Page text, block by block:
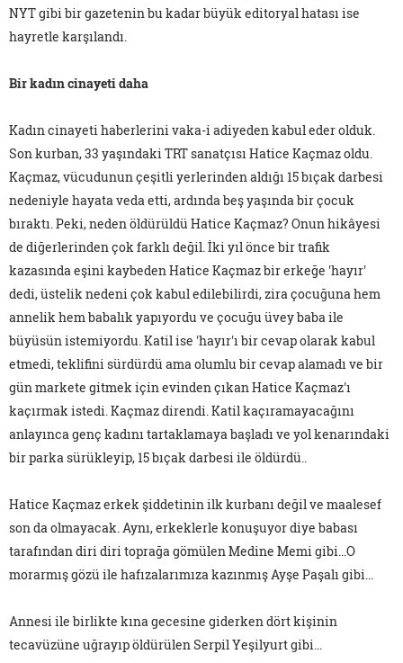
NYTgibi bir gazetenin bu kadar büyük editoryal hatası ise
hayretle karşılandı.
Bir kadın cinayeti daha
Kadın cinayeti haberlerini vaka-i adiyeden kabul eder olduk.
Son kurban, 33 yaşındaki TRT sanatçısı Hatice Kaçmaz oldu.
Kaçmaz, vücudunun çeşitli yerlerinden aldığı 15 bıçak darbesi
nedeniyle hayata veda etti, ardında beş yaşında bir çocuk
bıraktı. Peki, neden öldürüldü Hatice Kaçmaz? Onun hikâyesi
de diğerlerinden çok farklı değil. İki yıl önce bir trafik
kazasında eşini kaybeden Hatice Kaçmaz bir erkeğe 'hayır'
dedi, üstelik nedeni çok kabul edilebilirdi, zira çocuğuna hem
annelik hem babalık yapıyordu ve çocuğu üvey baba ile
büyüsün istemiyordu. Katil ise 'hayır'ı bir cevap olarak kabul
etmedi, teklifini sürdürdü ama olumlu bir cevap alamadı ve bir
gün markete gitmek için evinden çıkan Hatice Kaçmaz'ı
kaçırmak istedi. Kaçmaz direndi. Katil kaçıramayacağını
anlayınca genç kadını tartaklamaya başladı ve yol kenarındaki
bir parka sürükleyip, 15 bıçak darbesi ile öldürdü..
Hatice Kaçmaz erkek şiddetinin ilk kurbanı değil ve maalesef
son da olmayacak. Aynı, erkeklerle konuşuyor diye babası
tarafından diri diri toprağa gömülen Medine Memi gibi...O
morarmış gözü ile hafızalarımıza kazınmış Ayşe Paşalı gibi...
Annesi ile birlikte kına gecesine giderken dört kişinin
tecavüzüne uğrayıp öldürülen Serpil Yeşilyurt gibi...